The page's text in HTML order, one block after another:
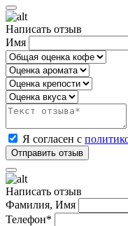
Написать отзыв
Имя
Я согласен с
Написать отзыв
Фамилия, Имя
Телефон*